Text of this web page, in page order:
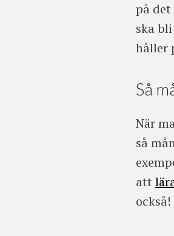
på
ska
håller
Så
När
så
att
också!